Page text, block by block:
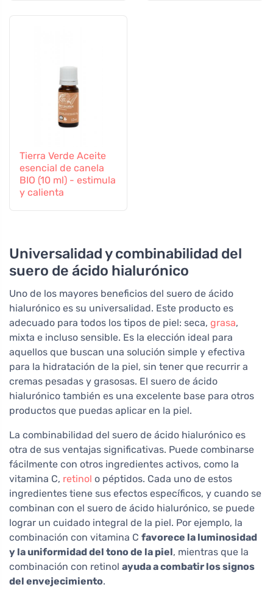
Tierra Verde Aceite
esencial de canela
BIO (10 ml) - estimula
y calienta
Universalidad y combinabilidad del
suero de ácido hialurónico
Uno de los mayores beneficios del suero de ácido
hialurónico es su universalidad. Este producto es
adecuado para todos los tipos de piel: seca, grasa,
mixta e incluso sensible. Es la elección ideal para
aquellos que buscan una solución simple y efectiva
para la hidratación de la piel, sin tener que recurrir a
cremas pesadas y grasosas. El suero de ácido
hialurónico también es una excelente base para otros
productos que puedas aplicar en la piel.
La combinabilidad del suero de ácido hialurónico es
otra de sus ventajas significativas. Puede combinarse
fácilmente con otros ingredientes activos, como la
vitamina C, retinol o péptidos. Cada uno de estos
ingredientes tiene sus efectos específicos, y cuando se
combinan con el suero de ácido hialurónico, se puede
lograr un cuidado integral de la piel. Por ejemplo, la
combinación con vitamina C favorece la luminosidad
y la uniformidad del tono de la piel, mientras que la
combinación con retinol ayuda a combatir los signos
del envejecimiento.